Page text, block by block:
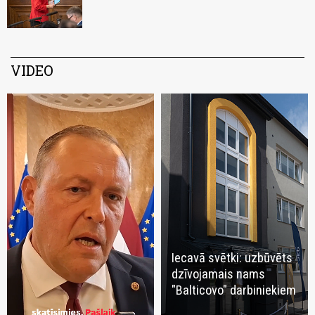
VIDEO
Iecavā svētki: uzbūvēts
dzīvojamais nams
"Balticovo" darbiniekiem